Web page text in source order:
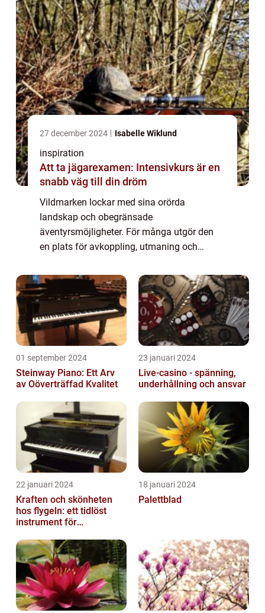
27 december 2024 Isabelle Wiklund
inspiration
Att ta jägarexamen: Intensivkurs är en
snabb väg till din dröm
Vildmarken lockar med sina orörda
landskap och obegränsade
äventyrsmöjligheter. För många utgör den
en plats för avkoppling, utmaning och
obanade stigar kräve...
01 september 2024
Steinway Piano: Ett Arv
av Oöverträffad Kvalitet
23 januari 2024
Live-casino - spänning,
underhållning och ansvar
22 januari 2024
Kraften och skönheten
hos flygeln: ett tidlöst
instrument för
18 januari 2024
Palettblad